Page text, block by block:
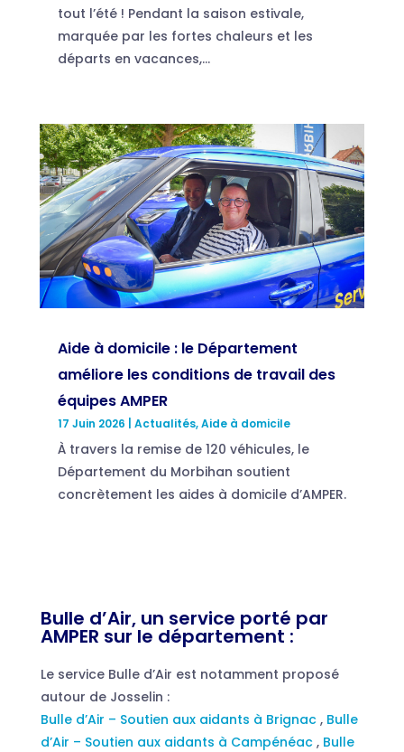
tout l’été ! Pendant la saison estivale,
marquée par les fortes chaleurs et les
départs en vacances,...
Aide à domicile : le Département
améliore les conditions de travail des
équipes AMPER
17 Juin 2026 Actualités,Aide à domicile
À travers la remise de 120 véhicules, le
Département du Morbihan soutient
concrètement les aides à domicile d’AMPER.
Bulle d’Air, un service porté par
AMPER sur le département :
Le service Bulle d’Air est notamment proposé
autour de Josselin :
Bulle d’Air – Soutien aux aidants à Brignac , Bulle
d’Air – Soutien aux aidants à Campénéac , Bulle